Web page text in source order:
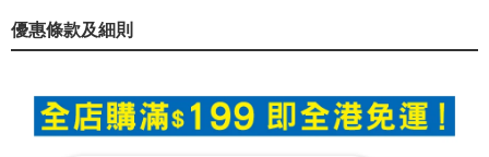
優惠條款及細則